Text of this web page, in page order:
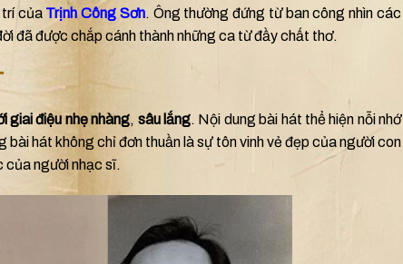
trí của Trịnh Công Sơn. Ông thường đứng từ ban công nhìn các
đã được chắp cánh thành những ca từ đầy chất thơ.
giai điệu nhẹ nhàng, sâu lắng. Nội dung bài hát thể hiện nỗi nhớ
hát không chỉ đơn thuần là sự tôn vinh vẻ đẹp của người con
của người nhạc sĩ.